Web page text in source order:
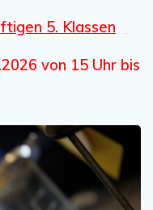
5. Klassen
von 15 Uhr bis